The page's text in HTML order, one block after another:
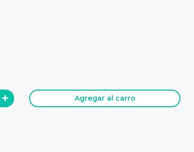
Agregar al carro